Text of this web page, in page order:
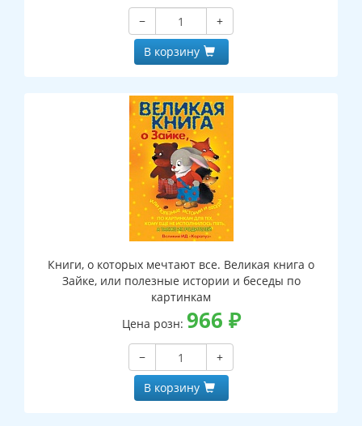
−
+
В корзину
Книги, о которых мечтают все. Великая книга о
Зайке, или полезные истории и беседы по
картинкам
Цена розн: 966 ₽
−
+
В корзину